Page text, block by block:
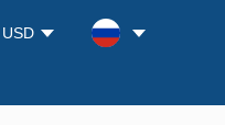
USD